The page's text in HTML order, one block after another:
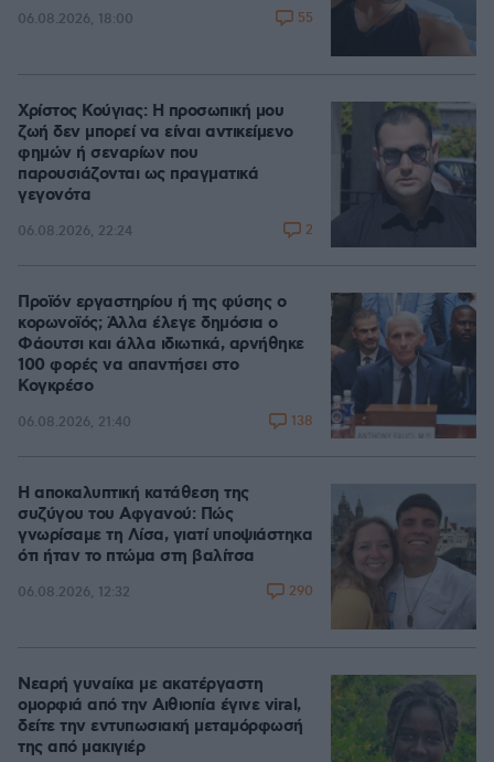
06.08.2026, 18:00 55
Χρίστος Κούγιας: Η προσωπική μου
ζωή δεν μπορεί να είναι αντικείμενο
φημών ή σεναρίων που
παρουσιάζονται ως πραγματικά
γεγονότα
06.08.2026, 22:24 2
Προϊόν εργαστηρίου ή της φύσης ο
κορωνοϊός; Άλλα έλεγε δημόσια ο
Φάουτσι και άλλα ιδιωτικά, αρνήθηκε
100 φορές να απαντήσει στο
Κογκρέσο
06.08.2026, 21:40 138
Η αποκαλυπτική κατάθεση της
συζύγου του Αφγανού: Πώς
γνωρίσαμε τη Λίσα, γιατί υποψιάστηκα
ότι ήταν το πτώμα στη βαλίτσα
06.08.2026, 12:32 290
Νεαρή γυναίκα με ακατέργαστη
ομορφιά από την Αιθιοπία έγινε viral,
δείτε την εντυπωσιακή μεταμόρφωσή
της από μακιγιέρ